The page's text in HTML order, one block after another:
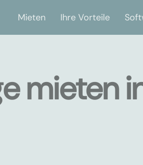
Mieten Ihre Vorteile
mieten